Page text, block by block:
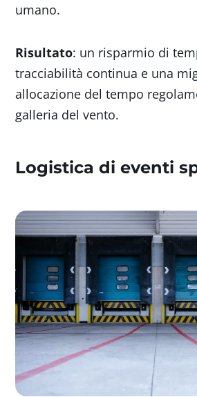
umano.
Risultato: un risparmio di
tracciabilità continua e una
allocazione del tempo
galleria del vento.
Logistica di eventi